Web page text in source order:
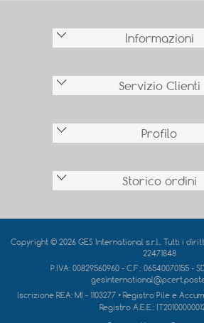
Informazioni
Servizio Clienti
Profilo
Storico ordini
Copyright © 2026 GES International s.r.l.. Tutti i
22471848
P.IVA: 00829560960 - C.F.: 06540070155 -
Iscrizione REA: MI - 1103277• Registro Pile e
Registro A.E.E.: